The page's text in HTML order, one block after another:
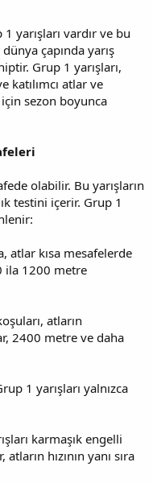
yarışları vardır ve bu
çapında yarış
Grup 1 yarışları,
katılımcı atlar ve
sezon boyunca
olabilir. Bu yarışların
testini içerir. Grup 1
atlar kısa mesafelerde
ila 1200 metre
atların
2400 metre ve daha
1 yarışları yalnızca
karmaşık engelli
hızının yanı sıra